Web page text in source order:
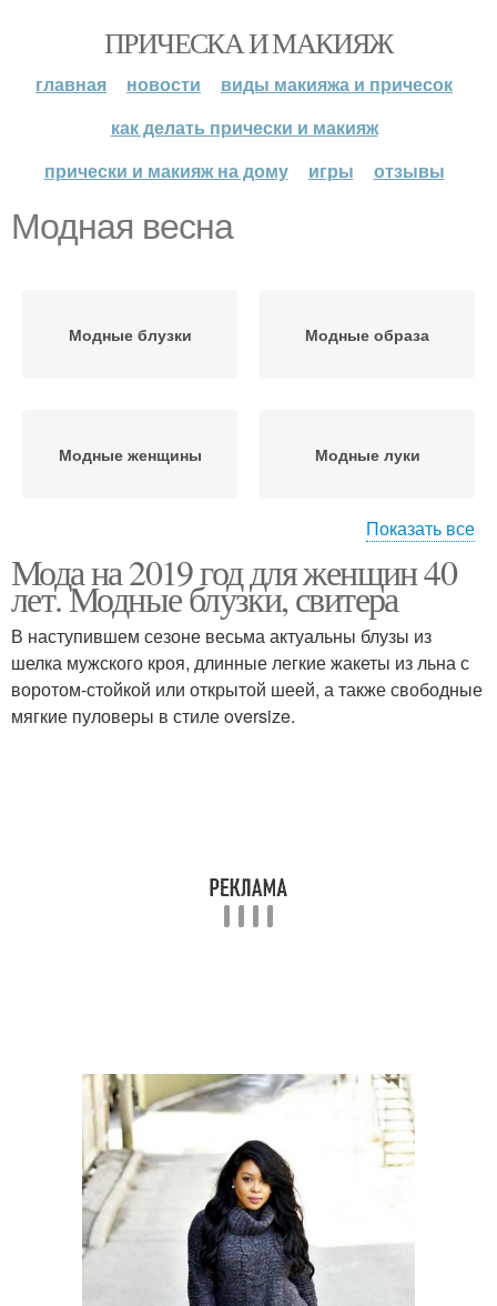
ПРИЧЕСКА И МАКИЯЖ
главная новости
виды макияжа и причесок
как делать прически и макияж
прически и макияж на дому
игры отзывы
Модная весна
Модные блузки Модные образа
Модные женщины Модные луки
Модный гардероб
Показать все
Мода на 2019 год для женщин 40
лет. Модные блузки, свитера
В наступившем сезоне весьма актуальны блузы из
шелка мужского кроя, длинные легкие жакеты из льна с
воротом-стойкой или открытой шеей, а также свободные
мягкие пуловеры в стиле oversize.